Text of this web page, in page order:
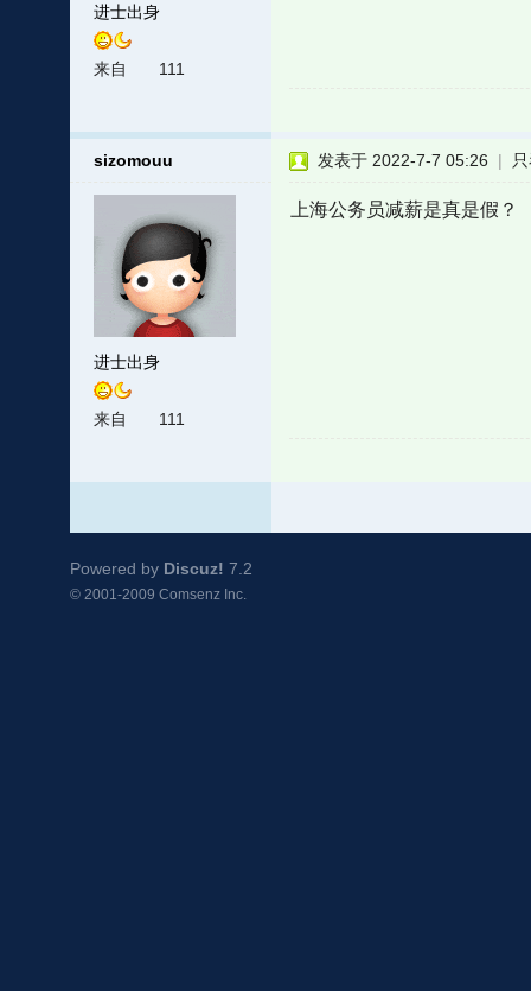
进士出身
来自 111
sizomouu
进士出身
来自 111
发表于 2022-7-7 05:26 |
上海公务员减薪是真是假？
Powered by Discuz! 7.2
© 2001-2009 Comsenz Inc.